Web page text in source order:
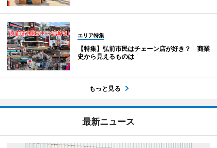
エリア特集
【特集】弘前市民はチェーン店が好き？ 商業
史から見えるものは
もっと見る
最新ニュース